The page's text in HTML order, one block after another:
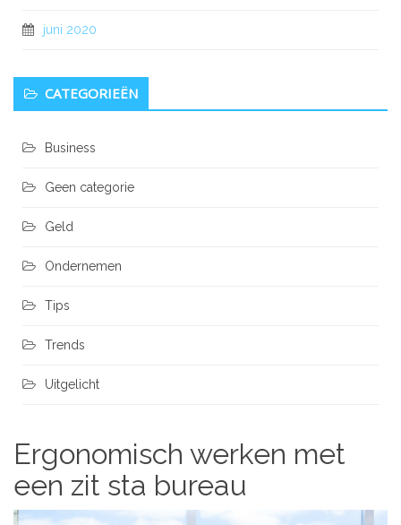
juni 2020
CATEGORIEËN
Business
Geen categorie
Geld
Ondernemen
Tips
Trends
Uitgelicht
Ergonomisch werken met
een zit sta bureau